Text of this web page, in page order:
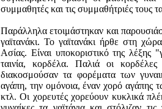
συμμαθητές και τις συμμαθήτριές τους
Παράλληλα ετοιμάστηκαν και
γαϊτανάκι. Το γαϊτανάκι ήρθε στη
Ασίας. Είναι υποκοριστικό της λέξης
ταινία, κορδέλα. Παλιά οι
διακοσμούσαν τα φορέματα των
αγάπη, την ομόνοια, έναν χορό αγάπης
κτλ. Οι χορευτές χορεύουν κυκλικά